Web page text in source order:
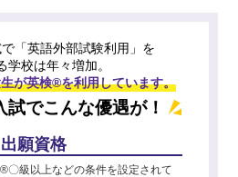
「英語外部試験利用」を
学校は年々増加。
が英検®を利用しています。
試でこんな優遇が！
出願資格
〇級以上などの条件を設定されて